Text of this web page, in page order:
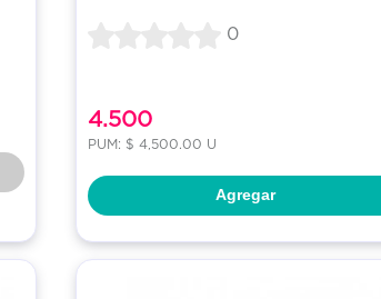
0
4.500
PUM: $ 4,500.00 U
Agregar